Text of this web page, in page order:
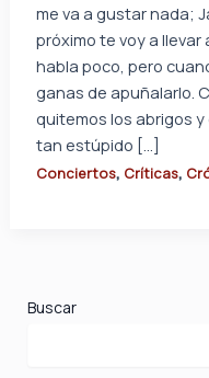
me va a gustar nada;
próximo te voy a llevar
habla poco, pero
ganas de apuñalarlo.
quitemos los abrigos
tan estúpido […]
Conciertos, Críticas,
Buscar